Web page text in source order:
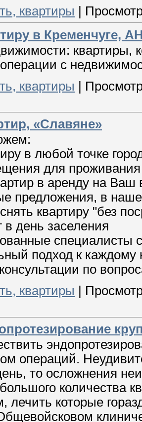
квартиры
в Кременчуге,
квартиры,
операции с
квартиры |
«Славяне»
в любой точке
для проживания
в аренду на Ваш
предложения, в
квартиру "без
в день заселения
специалисты
подход к каждому
по
квартиры
операций.
то осложнения
количества
лечить которые